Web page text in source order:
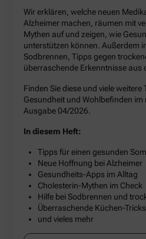
Wir erklären, welche neuen
Alzheimer machen, räumen mit
Mythen auf und zeigen, wie
unterstützen können. Außerdem
Sodbrennen, Tipps gegen
überraschende Erkenntnisse aus
Finden Sie diese und viele
Gesundheit und Wohlbefinden im
Ausgabe 04/2026.
In diesem Heft:
Tipps für einen gesunden
Neue Hoffnung bei Alzheimer
Gesundheits-Apps im Alltag
Cholesterin-Mythen im Check
Hilfe bei Sodbrennen und
Überraschende Küchen-Tricks
und vieles mehr